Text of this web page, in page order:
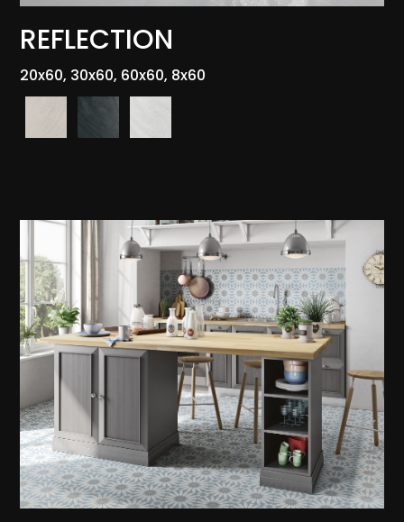
REFLECTION
20x60, 30x60, 60x60, 8x60